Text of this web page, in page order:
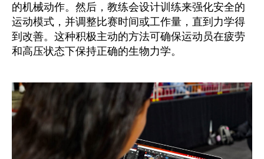
的机械动作。然后，教练会设计训练来强化安全的
运动模式，并调整比赛时间或工作量，直到力学得
到改善。这种积极主动的方法可确保运动员在疲劳
和高压状态下保持正确的生物力学。